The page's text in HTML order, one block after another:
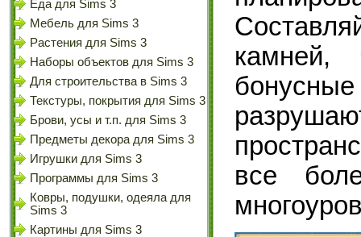
Еда для Sims 3
Мебель для Sims 3
Растения для Sims 3
Наборы объектов для Sims 3
Для строительства в Sims 3
Текстуры, покрытия для Sims 3
Брови, усы и т.п. для Sims 3
Предметы декора для Sims 3
Игрушки для Sims 3
Программы для Sims 3
Ковры, подушки, одеяла для
Sims 3
Картины для Sims 3
камней,
все